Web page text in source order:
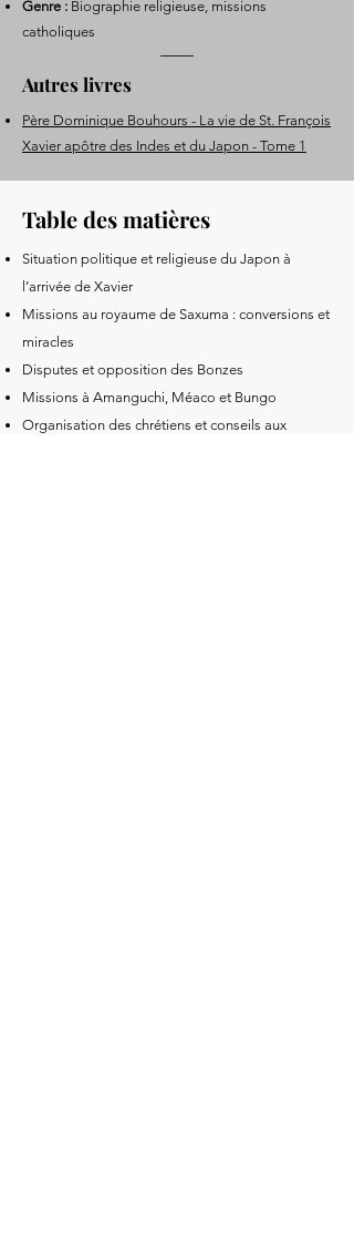
Genre : Biographie religieuse, missions
catholiques
Autres livres
Père Dominique Bouhours - La vie de St. François
Xavier apôtre des Indes et du Japon - Tome 1
Table des matières
Situation politique et religieuse du Japon à
l’arrivée de Xavier
Missions au royaume de Saxuma : conversions et
miracles
Disputes et opposition des Bonzes
Missions à Amanguchi, Méaco et Bungo
Organisation des chrétiens et conseils aux